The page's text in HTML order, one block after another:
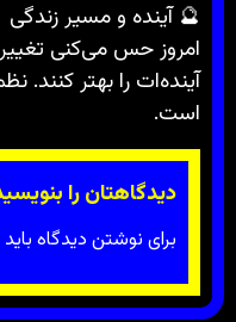
🔮 آینده و مسیر زندگی
امروز حس می‌کنی
آینده‌ات را بهتر کنند.
است.
دیدگاهتان را
برای نوشتن دیدگاه باید